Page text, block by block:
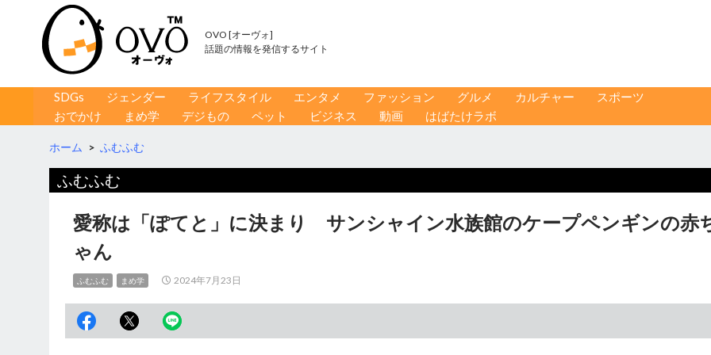
OVO [オーヴォ]
話題の情報を発信するサイト
コンテンツへ移動
SDGs ジェンダー ライフスタイル エンタメ ファッション グルメ カルチャー
スポーツ
おでかけ
まめ学 デジもの ペット ビジネス 動画 はばたけラボ
ホーム > ふむふむ
ふむふむ
愛称は「ぽてと」に決まり サンシャイン水族館のケープペンギンの赤
ゃん
ふむふむ まめ学 2024年7月23日